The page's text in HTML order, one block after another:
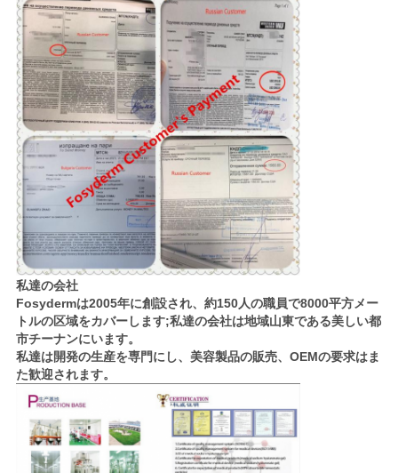
私達の会社
Fosydermは2005年に創設され、約150人の職員で8000平方メー
トルの区域をカバーします;私達の会社は地域山東である美しい都
市チーナンにいます。
私達は開発の生産を専門にし、美容製品の販売、OEMの要求はま
た歓迎されます。